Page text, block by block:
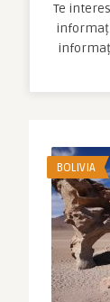
Te
BOLIVIA